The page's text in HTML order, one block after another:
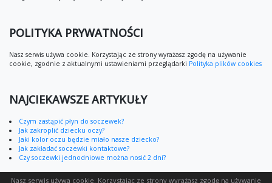
POLITYKA PRYWATNOŚCI
Nasz serwis używa cookie. Korzystając ze strony wyrażasz zgodę na używanie
cookie, zgodnie z aktualnymi ustawieniami przeglądarki Polityka plików cookies
NAJCIEKAWSZE ARTYKUŁY
Czym zastąpić płyn do soczewek?
Jak zakroplić dziecku oczy?
Jaki kolor oczu będzie miało nasze dziecko?
Jak zakładać soczewki kontaktowe?
Czy soczewki jednodniowe można nosić 2 dni?
Nasz serwis używa cookie. Korzystając ze strony wyrażasz zgodę na używanie